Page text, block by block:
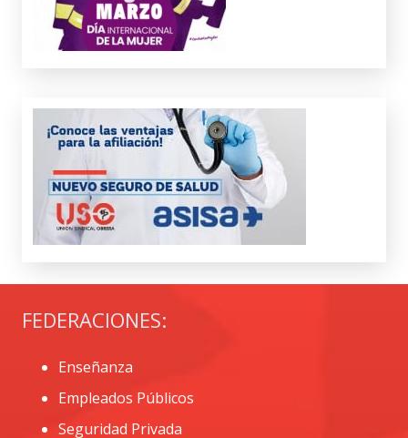
FEDERACIONES:
Enseñanza
Empleados Públicos
Seguridad Privada